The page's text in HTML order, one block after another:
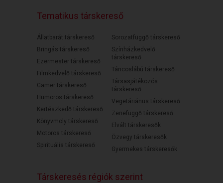
Tematikus társkereső
Állatbarát társkereső
Bringás társkereső
Ezermester társkereső
Filmkedvelő társkereső
Gamer társkereső
Humoros társkereső
Kertészkedő társkereső
Könyvmoly társkereső
Motoros társkereső
Spirituális társkereső
Sorozatfüggő társkereső
Színházkedvelő
társkereső
Táncoslábú társkereső
Társasjátékozós
társkereső
Vegetáriánus társkereső
Zenefüggő társkereső
Elvált társkeresők
Özvegy társkeresők
Gyermekes társkeresők
Társkeresés régiók szerint